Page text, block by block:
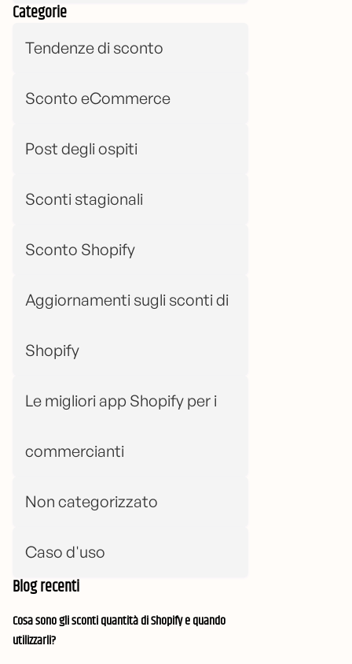
Categorie
Tendenze di sconto
Sconto eCommerce
Post degli ospiti
Sconti stagionali
Sconto Shopify
Aggiornamenti sugli sconti di
Shopify
Le migliori app Shopify per i
commercianti
Non categorizzato
Caso d'uso
Blog recenti
Cosa sono gli sconti quantità di Shopify e quando
utilizzarli?